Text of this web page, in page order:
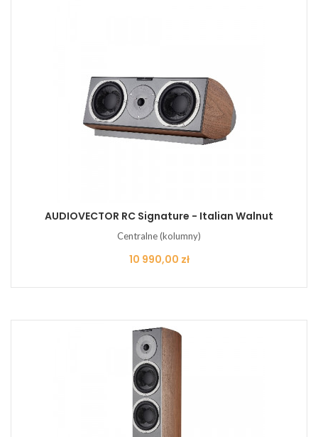
AUDIOVECTOR RC Signature - Italian Walnut
Centralne (kolumny)
Cena
10 990,00 zł